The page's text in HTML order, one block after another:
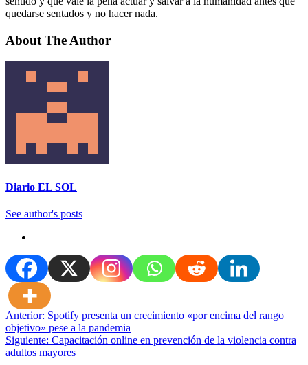
quedarse sentados y no hacer nada.
About The Author
Diario EL SOL
See author's posts
Navegación
de
entradas
Anterior: Spotify presenta un crecimiento «por encima del rango
objetivo» pese a la pandemia
Siguiente: Capacitación online en prevención de la violencia contra
adultos mayores